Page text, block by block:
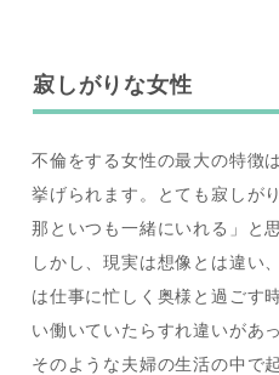
寂しがりな女性
不倫をする女性の最大の特徴
挙げられます。とても寂しが
那といつも一緒にいれる」と
しかし、現実は想像とは違い
は仕事に忙しく奥様と過ごす
い働いていたらすれ違いがあ
そのような夫婦の生活の中で